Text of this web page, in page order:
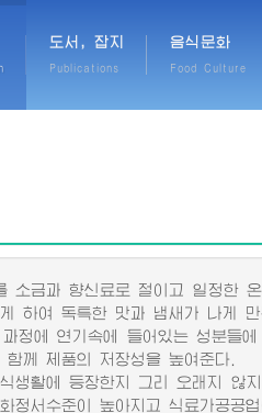
도서, 잡지
Publications
음식문화
Food Culture
금과 향신료로 절이고 일정한
하여 독특한 맛과 냄새가 나게 만
에 연기속에 들어있는 성분들
께 제품의 저장성을 높여준다.
활에 등장한지 그리 오래지 않
정서수준이 높아지고 식료가공공